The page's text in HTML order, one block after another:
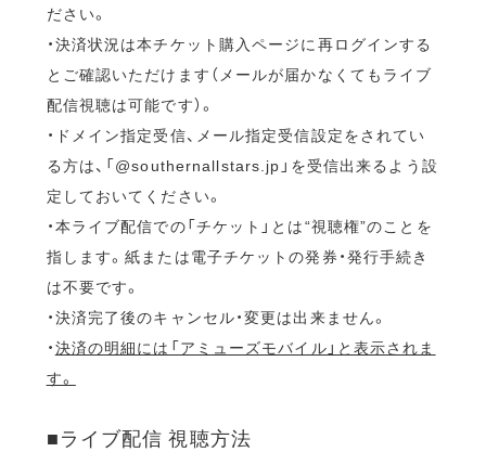
ださい。
・決済状況は本チケット購入ページに再ログインする
とご確認いただけます（メールが届かなくてもライブ
配信視聴は可能です）。
・ドメイン指定受信、メール指定受信設定をされてい
る方は、「@southernallstars.jp」を受信出来るよう設
定しておいてください。
・本ライブ配信での「チケット」とは“視聴権”のことを
指します。紙または電子チケットの発券・発行手続き
は不要です。
・決済完了後のキャンセル・変更は出来ません。
・決済の明細には「アミューズモバイル」と表示されま
す。
■ライブ配信 視聴方法